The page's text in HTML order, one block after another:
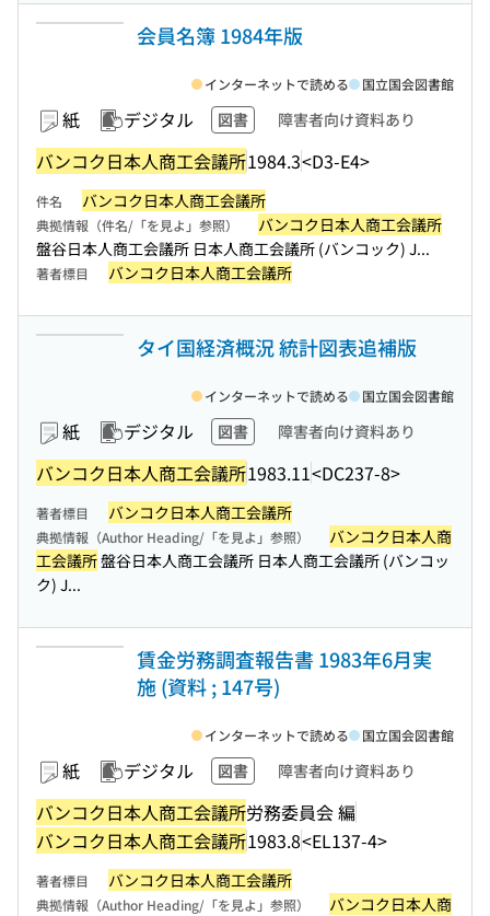
会員名簿 1984年版
紙 デジタル 図書 障害者向け資料あり
バンコク日本人商工会議所1984.3<D3-E4>
インターネットで読める 国立国会図書館
件名 バンコク日本人商工会議所
典拠情報（件名/「を見よ」参照）
バンコク日本人商工会議所
盤谷日本人商工会議所 日本人商工会議所 (バンコック) J...
著者標目 バンコク日本人商工会議所
タイ国経済概況 統計図表追補版
紙 デジタル 図書 障害者向け資料あり
バンコク日本人商工会議所1983.11<DC237-8>
インターネットで読める 国立国会図書館
著者標目 バンコク日本人商工会議所
典拠情報（Author Heading/「を見よ」参照）
バンコク日本人商
工会議所盤谷日本人商工会議所 日本人商工会議所 (バンコッ
ク) J...
賃金労務調査報告書 1983年6月実
施 (資料 ; 147号)
紙 デジタル 図書 障害者向け資料あり
バンコク日本人商工会議所労務委員会 編
バンコク日本人商工会議所1983.8<EL137-4>
インターネットで読める 国立国会図書館
著者標目 バンコク日本人商工会議所
典拠情報（Author Heading/「を見よ」参照）
バンコク日本人商